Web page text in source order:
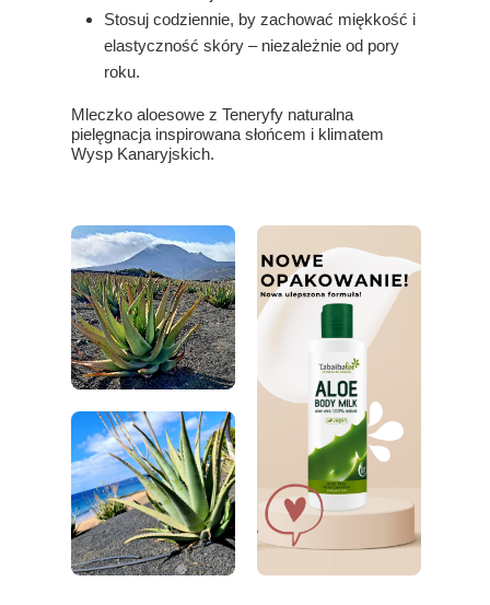
Stosuj codziennie, by zachować miękkość i
elastyczność skóry – niezależnie od pory
roku.
Mleczko aloesowe z Teneryfy naturalna
pielęgnacja inspirowana słońcem i klimatem
Wysp Kanaryjskich.